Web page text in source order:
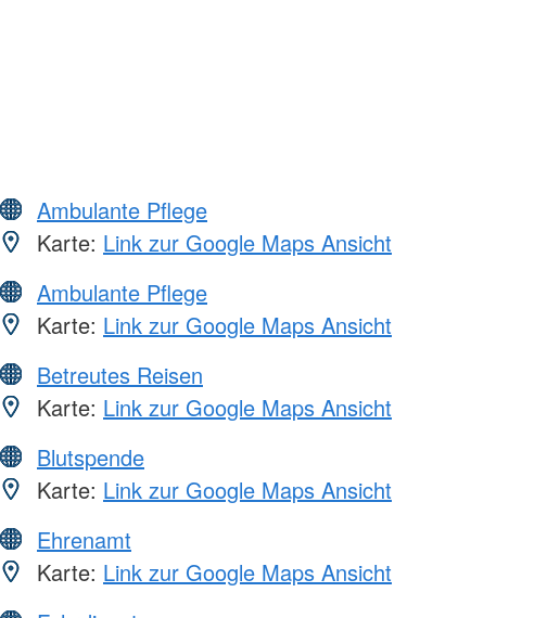
Ambulante Pflege
Karte: Link zur Google Maps Ansicht
Ambulante Pflege
Karte: Link zur Google Maps Ansicht
Betreutes Reisen
Karte: Link zur Google Maps Ansicht
Blutspende
Karte: Link zur Google Maps Ansicht
Ehrenamt
Karte: Link zur Google Maps Ansicht